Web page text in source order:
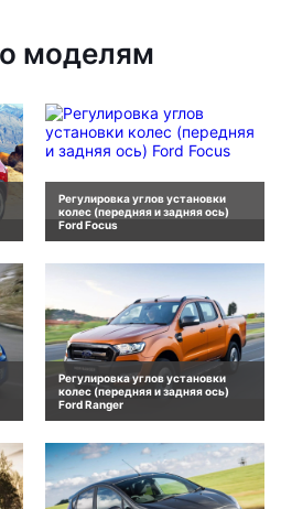
моделям
Регулировка углов установки
колес (передняя и задняя ось)
Ford Focus
Регулировка углов установки
колес (передняя и задняя ось)
Ford Ranger